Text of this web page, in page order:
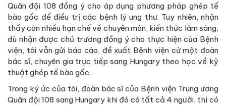
Quân đội 108 đồng ý cho áp dụng phương pháp ghép tế
bào gốc để điều trị các bệnh lý ung thư. Tuy nhiên, nhận
thấy còn nhiều hạn chế về chuyên môn, kiến thức lâm sàng,
dù nhận được chủ trương đồng ý cho thực hiện của Bệnh
viện, tôi vẫn gửi báo cáo, đề xuất Bệnh viện cử một đoàn
bác sĩ, chuyên gia trực tiếp sang Hungary theo học về kỹ
thuật ghép tế bào gốc.
Trong ký ức của tôi, đoàn bác sĩ của Bệnh viện Trung ương
Quân đội 108 sang Hungary khi đó có tất cả 4 người, thì có